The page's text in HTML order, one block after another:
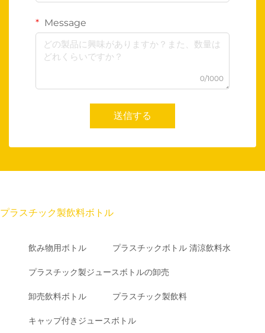
Message
0/1000
送信する
プラスチック製飲料ボトル
飲み物用ボトル プラスチックボトル 清涼飲料水
プラスチック製ジュースボトルの卸売
卸売飲料ボトル プラスチック製飲料
キャップ付きジュースボトル